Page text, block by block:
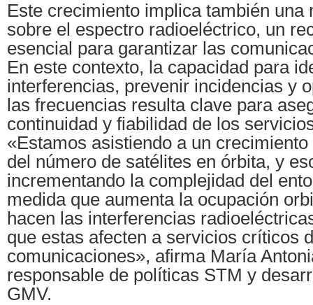
Este crecimiento implica también una
sobre el espectro radioeléctrico, un
esencial para garantizar las
En este contexto, la capacidad para
interferencias, prevenir incidencias y
las frecuencias resulta clave para
continuidad y fiabilidad de los
«Estamos asistiendo a un
del número de satélites en órbita, y
incrementando la complejidad del
medida que aumenta la ocupación
hacen las interferencias
que estas afecten a servicios críticos
comunicaciones», afirma María
responsable de políticas STM y
GMV.